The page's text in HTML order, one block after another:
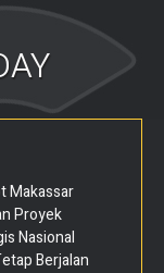
Makassar
Proyek
Nasional
Berjalan